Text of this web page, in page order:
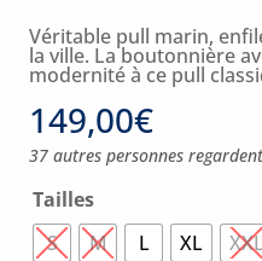
Véritable pull marin,
la ville. La boutonnière
modernité à ce pull
149,00€
37 autres personnes
Tailles
S
M L XL XXL